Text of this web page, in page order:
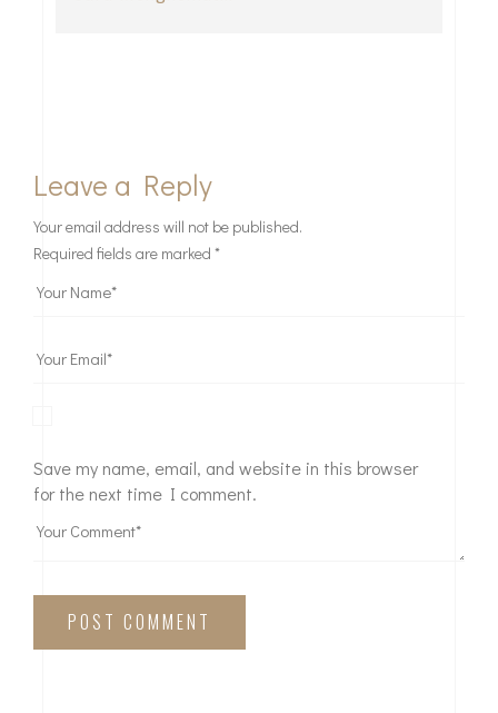
Leave a Reply
Your email address will not be published.
Required fields are marked *
Save my name, email, and website in this browser
for the next time I comment.
POST COMMENT